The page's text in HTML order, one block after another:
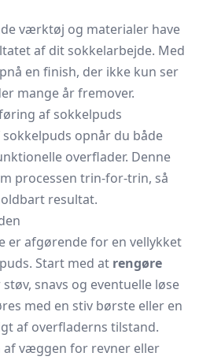
værktøj og materialer have
af dit sokkelarbejde. Med
en finish, der ikke kun ser
mange år fremover.
af sokkelpuds
opnår du både
overflader. Denne
processen trin-for-trin, så
resultat.
er afgørende for en vellykket
Start med at rengøre
snavs og eventuelle løse
med en stiv børste eller en
af overfladerns tilstand.
af væggen for revner eller